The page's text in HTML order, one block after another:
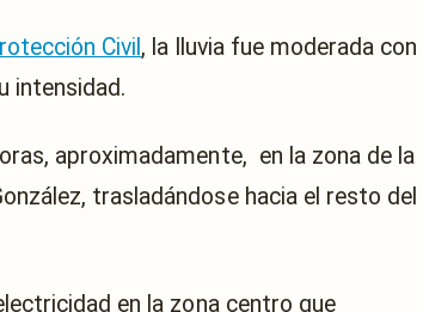
Civil , la lluvia fue moderada con
intensidad.
aproximadamente, en la zona de la
trasladándose hacia el resto del
en la zona centro que